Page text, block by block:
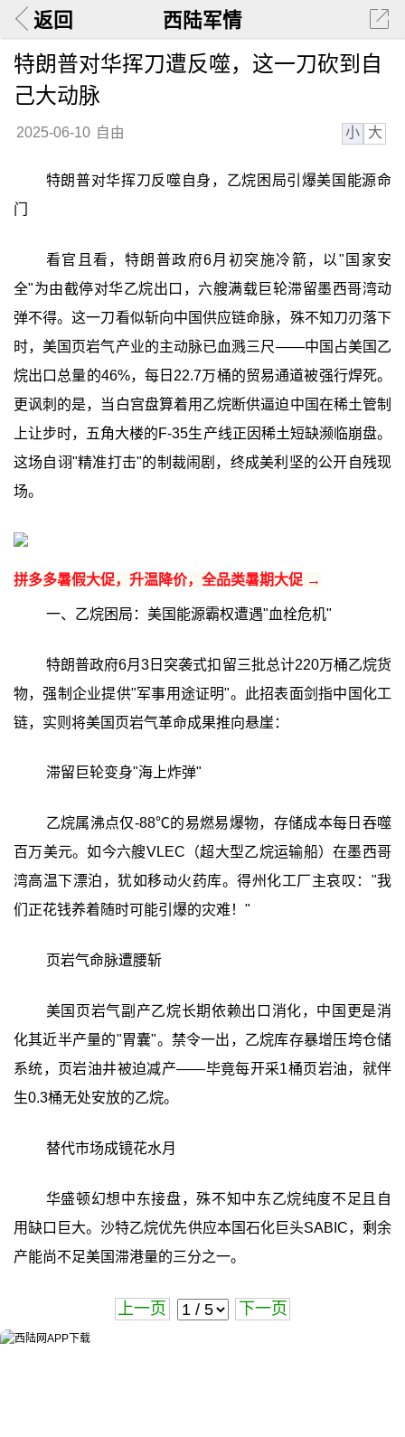
返回 西陆军情
特朗普对华挥刀遭反噬，这一刀砍到自
己大动脉
2025-06-10 自由 小 大
特朗普对华挥刀反噬自身，乙烷困局引爆美国能源命
门
看官且看，特朗普政府6月初突施冷箭，以"国家安
全"为由截停对华乙烷出口，六艘满载巨轮滞留墨西哥湾动
弹不得。这一刀看似斩向中国供应链命脉，殊不知刀刃落下
时，美国页岩气产业的主动脉已血溅三尺——中国占美国乙
烷出口总量的46%，每日22.7万桶的贸易通道被强行焊死。
更讽刺的是，当白宫盘算着用乙烷断供逼迫中国在稀土管制
上让步时，五角大楼的F-35生产线正因稀土短缺濒临崩盘。
这场自诩"精准打击"的制裁闹剧，终成美利坚的公开自残现
场。
拼多多暑假大促，升温降价，全品类暑期大促 →
一、乙烷困局：美国能源霸权遭遇"血栓危机"
特朗普政府6月3日突袭式扣留三批总计220万桶乙烷货
物，强制企业提供"军事用途证明"。此招表面剑指中国化工
链，实则将美国页岩气革命成果推向悬崖：
滞留巨轮变身"海上炸弹"
乙烷属沸点仅-88℃的易燃易爆物，存储成本每日吞噬
百万美元。如今六艘VLEC（超大型乙烷运输船）在墨西哥
湾高温下漂泊，犹如移动火药库。得州化工厂主哀叹："我
们正花钱养着随时可能引爆的灾难！"
页岩气命脉遭腰斩
美国页岩气副产乙烷长期依赖出口消化，中国更是消
化其近半产量的"胃囊"。禁令一出，乙烷库存暴增压垮仓储
系统，页岩油井被迫减产——毕竟每开采1桶页岩油，就伴
生0.3桶无处安放的乙烷。
替代市场成镜花水月
华盛顿幻想中东接盘，殊不知中东乙烷纯度不足且自
用缺口巨大。沙特乙烷优先供应本国石化巨头SABIC，剩余
产能尚不足美国滞港量的三分之一。
上一页 下一页